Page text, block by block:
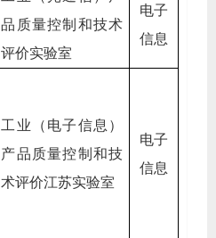
品质量控制和技术
评价实验室
电子
信息
工业（电子信息）
产品质量控制和技
术评价江苏实验室
电子
信息